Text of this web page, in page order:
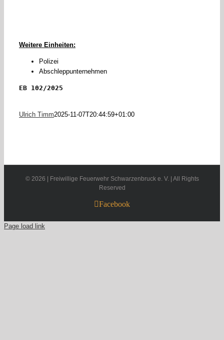
Weitere Einheiten:
Polizei
Abschleppunternehmen
EB 102/2025
Ulrich Timm2025-11-07T20:44:59+01:00
© 2026 | Freiwillige Feuerwehr Schwarzenbruck e. V. | All Rights
Reserved
Facebook
Page load link